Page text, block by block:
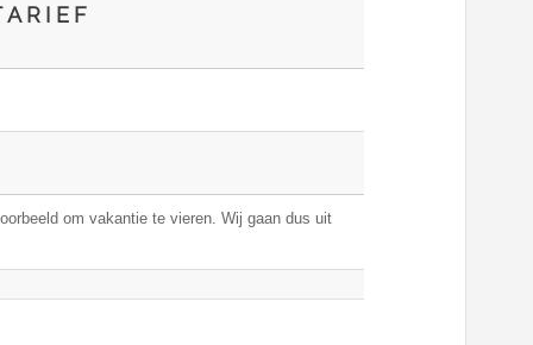
om vakantie te vieren. Wij gaan dus uit